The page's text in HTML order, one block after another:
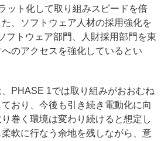
ット化して取り組みスピードを倍
、ソフトウェア人材の採用強化を
フトウェア部門、人財採用部門を東
のアクセスを強化しているとい
PHASE 1では取り組みがおおむね
おり、今後も引き続き電動化に向
巻く環境は変わり続けると想定し
軟に行なう余地を残しながら、意